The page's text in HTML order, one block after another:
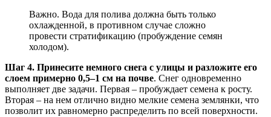
Важно. Вода для полива должна быть только
охлажденной, в противном случае сложно
провести стратификацию (пробуждение семян
холодом).
Шаг 4. Принесите немного снега с улицы и разложите его
слоем примерно 0,5–1 см на почве. Снег одновременно
выполняет две задачи. Первая – пробуждает семена к росту.
Вторая – на нем отлично видно мелкие семена землянки, что
позволит их равномерно распределить по всей поверхности.